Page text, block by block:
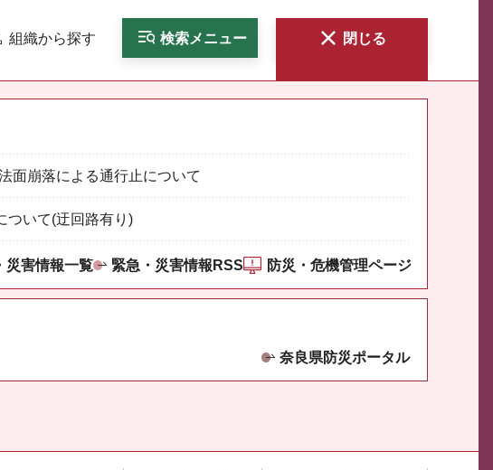
組織から探す 検索メニュー 閉じる
面崩落による通行止について
ついて(迂回路有り)
災害情報一覧 緊急・災害情報RSS 防災・危機管理ページ
奈良県防災ポータル